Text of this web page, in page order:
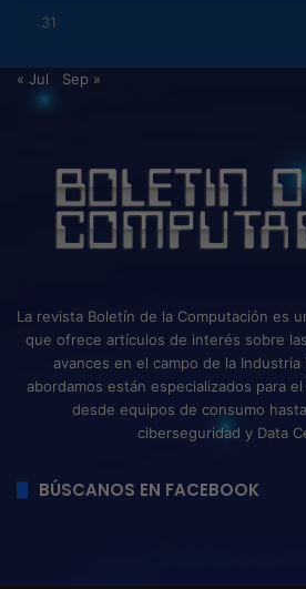
31
« Jul Sep »
La revista Boletín de la Computación es
que ofrece artículos de interés sobre
avances en el campo de la Industria
abordamos están especializados para
desde equipos de consumo
ciberseguridad y Data
BÚSCANOS EN FACEBOOK